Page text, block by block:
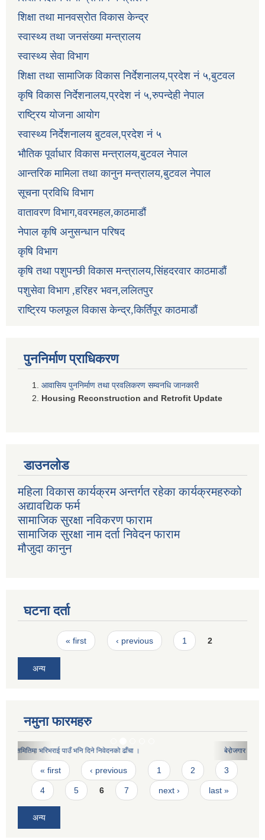
शिक्षा तथा मानवस्रोत विकास केन्द्र
स्वास्थ्य तथा जनसंख्या मन्त्रालय
स्वास्थ्य सेवा विभाग
शिक्षा तथा सामाजिक विकास निर्देशनालय,प्रदेश नं ५,बुटवल
कृषि विकास निर्देशनालय,प्रदेश नं ५,रुपन्देही नेपाल
राष्ट्रिय योजना आयोग
स्वास्थ्य निर्देशनालय बुटवल,प्रदेश नं ५
भौतिक पूर्वाधार विकास मन्त्रालय,बुटवल नेपाल
आन्तरिक मामिला तथा कानुन मन्त्रालय,बुटवल नेपाल
सूचना प्रविधि विभाग
वातावरण विभाग,ववरमहल,काठमाडौं
नेपाल कृषि अनुसन्धान परिषद
कृषि विभाग
कृषि तथा पशुपन्छी विकास मन्त्रालय,सिंहदरवार काठमाडौं
पशुसेवा विभाग ,हरिहर भवन,ललितपुर
राष्ट्रिय फलफूल विकास केन्द्र,किर्तिपूर काठमाडौं
पुननिर्माण प्राधिकरण
आवासिय पुननिर्माण तथा प्रवलिकरण सम्वनधि जानकारी
Housing Reconstruction and Retrofit Update
डाउनलोड
महिला विकास कार्यक्रम अन्तर्गत रहेका कार्यक्रमहरुको
अद्यावद्यिक फर्म
सामाजिक सुरक्षा नविकरण फाराम
सामाजिक सुरक्षा नाम दर्ता निवेदन फाराम
मौजुदा कानुन
घटना दर्ता
Pages« first ‹ previous 1 2
अन्य
नमुना फारमहरु
बेरोजगार दर्ताका लागि दिने निवेदनको ढाँचा(प्रशोधित)
Pages
« first ‹ previous 1 2 3
4 5 6 7 next › last »
अन्य